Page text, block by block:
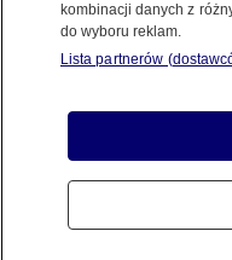
W wieku 92 lat
Howell Rodham,
dyplomacji Hillary
kombinacji danych z
do wyboru reklam.
Lista partnerów